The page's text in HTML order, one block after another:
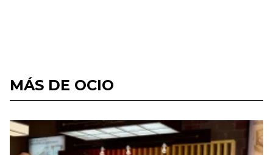
MÁS DE OCIO